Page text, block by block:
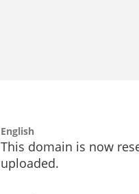
English
This domain is now
uploaded.